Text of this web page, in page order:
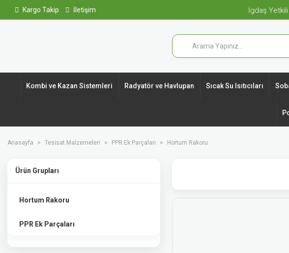
Kargo Takip İletişim İgdaş
Kombi ve Kazan Sistemleri Radyatör ve Havlupan Sıcak Su Isıtıcıları
Anasayfa Tesisat Malzemeleri PPR Ek Parçaları Hortum Rakoru
Ürün Grupları
Hortum Rakoru
PPR Ek Parçaları